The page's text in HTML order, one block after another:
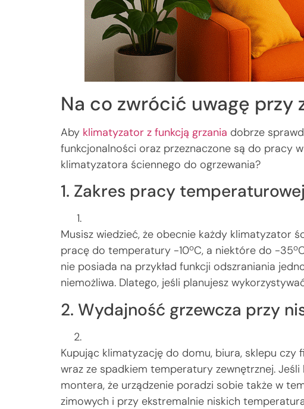
Na co zwrócić uwagę przy
Aby klimatyzator z funkcją grzania dobrze
funkcjonalności oraz przeznaczone są do pracy
klimatyzatora ściennego do ogrzewania?
1. Zakres pracy temperaturowej
Musisz wiedzieć, że obecnie każdy klimatyzator
pracę do temperatury -10oC, a niektóre do -35o
nie posiada na przykład funkcji odszraniania
niemożliwa. Dlatego, jeśli planujesz
2. Wydajność grzewcza przy
Kupując klimatyzację do domu, biura, sklepu
wraz ze spadkiem temperatury zewnętrznej.
montera, że urządzenie poradzi sobie także w
zimowych i przy ekstremalnie niskich